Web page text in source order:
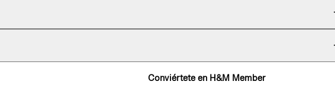
Conviértete en H&M Member